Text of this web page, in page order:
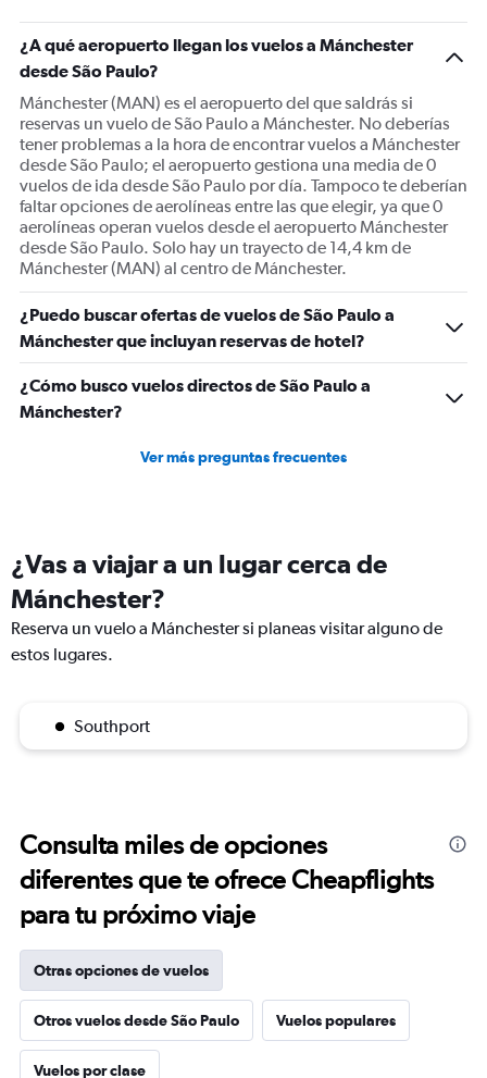
Y
axis
displaying
values.
Range:
0
to
1500.
¿A qué aeropuerto llegan los vuelos a Mánchester
desde São Paulo?
Mánchester (MAN) es el aeropuerto del que saldrás si
reservas un vuelo de São Paulo a Mánchester. No deberías
tener problemas a la hora de encontrar vuelos a Mánchester
desde São Paulo; el aeropuerto gestiona una media de 0
vuelos de ida desde São Paulo por día. Tampoco te deberían
faltar opciones de aerolíneas entre las que elegir, ya que 0
aerolíneas operan vuelos desde el aeropuerto Mánchester
desde São Paulo. Solo hay un trayecto de 14,4 km de
Mánchester (MAN) al centro de Mánchester.
¿Puedo buscar ofertas de vuelos de São Paulo a
Mánchester que incluyan reservas de hotel?
¿Cómo busco vuelos directos de São Paulo a
Mánchester?
Ver más preguntas frecuentes
¿Vas a viajar a un lugar cerca de
Mánchester?
Reserva un vuelo a Mánchester si planeas visitar alguno de
estos lugares.
Southport
Consulta miles de opciones
diferentes que te ofrece Cheapflights
para tu próximo viaje
Otras opciones de vuelos
Otros vuelos desde São Paulo Vuelos populares
Vuelos por clase